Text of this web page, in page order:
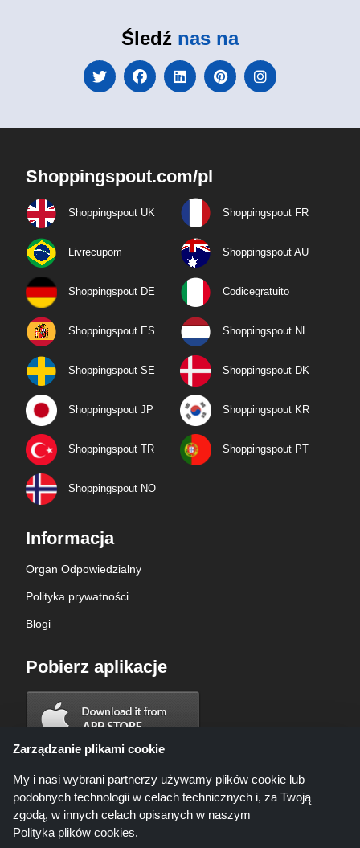
Śledź nas na
Shoppingspout.com/pl
Shoppingspout UK Shoppingspout FR
Livrecupom Shoppingspout AU
Shoppingspout DE Codicegratuito
Shoppingspout ES Shoppingspout NL
Shoppingspout SE Shoppingspout DK
Shoppingspout JP Shoppingspout KR
Shoppingspout TR Shoppingspout PT
Shoppingspout NO
Informacja
Organ Odpowiedzialny
Polityka prywatności
Blogi
Pobierz aplikacje
Zarządzanie plikami cookie
My i nasi wybrani partnerzy używamy plików cookie lub
podobnych technologii w celach technicznych i, za Twoją
zgodą, w innych celach opisanych w naszym
Polityka plików cookies.